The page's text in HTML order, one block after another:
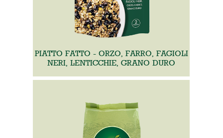
PIATTO FATTO - ORZO, FARRO, FAGIOLI
NERI, LENTICCHIE, GRANO DURO